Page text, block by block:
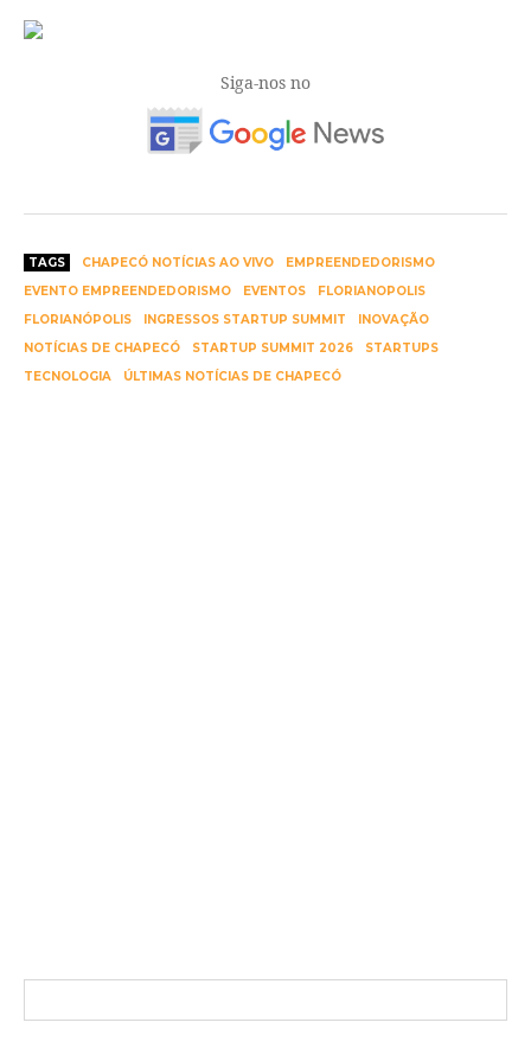
Siga-nos no
TAGS CHAPECÓ NOTÍCIAS AO VIVO
EMPREENDEDORISMO
EVENTO EMPREENDEDORISMO
EVENTOS
FLORIANOPOLIS
FLORIANÓPOLIS
INGRESSOS STARTUP SUMMIT
INOVAÇÃO
NOTÍCIAS DE CHAPECÓ
STARTUP SUMMIT 2026
STARTUPS
TECNOLOGIA
ÚLTIMAS NOTÍCIAS DE CHAPECÓ